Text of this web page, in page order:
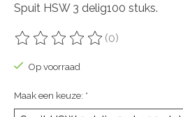
Spuit HSW 3 delig100 stuks.
De beoordeling van dit product is
(0)
Op voorraad
Maak een keuze: *